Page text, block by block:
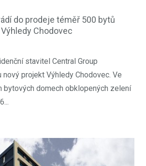
do prodeje téměř 500 bytů
Chodovec
stavitel Central Group
projekt Výhledy Chodovec. Ve
bytových domech obklopených zelení